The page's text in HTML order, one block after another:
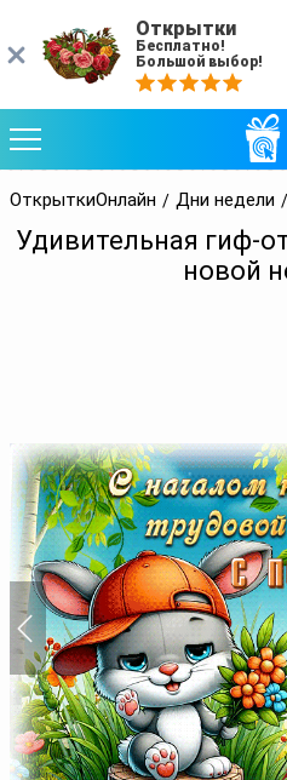
ОткрыткиОнлайн Дни недели
Удивительная гиф-
новой
Открытки
Бесплатно!
Большой выбор!